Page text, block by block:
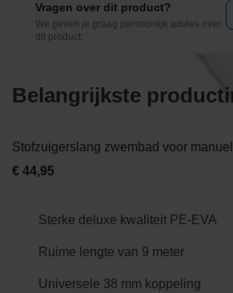
Vragen over dit product?
We geven je graag persoonlijk advies over
dit product.
Belangrijkste
€ 44,95
Sterke deluxe kwaliteit PE-EVA
Ruime lengte van 9 meter
Universele 38 mm koppeling